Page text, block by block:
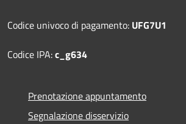
Codice univoco di pagamento: UFG7U1
Codice IPA:c_g634
Prenotazione appuntamento
Segnalazione disservizio